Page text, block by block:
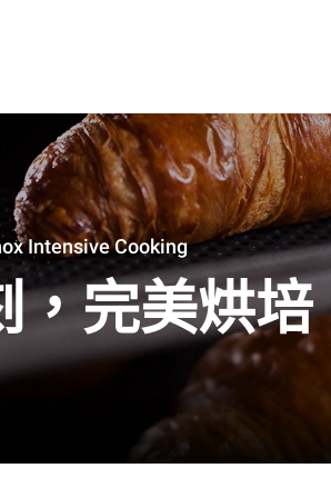
Intensive Cooking
，完美烘培